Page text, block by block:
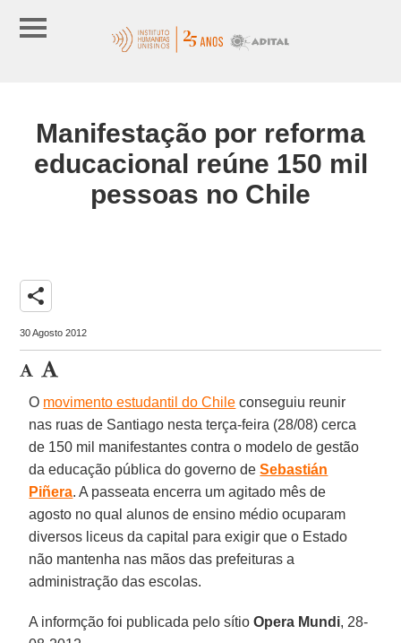
Manifestação por reforma
educacional reúne 150 mil
pessoas no Chile
share
30 Agosto 2012
O movimento estudantil do Chile conseguiu reunir
nas ruas de Santiago nesta terça-feira (28/08) cerca
de 150 mil manifestantes contra o modelo de gestão
da educação pública do governo deSebastián
Piñera. A passeata encerra um agitado mês de
agosto no qual alunos de ensino médio ocuparam
diversos liceus da capital para exigir que o Estado
não mantenha nas mãos das prefeituras a
administração das escolas.
A informção foi publicada pelo sítioOpera Mundi, 28-